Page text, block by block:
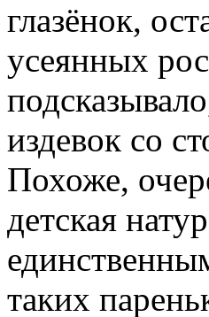
глазёнок,
усеянных
издевок со
Похоже,
детская
таких